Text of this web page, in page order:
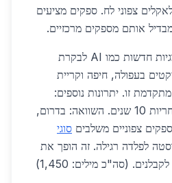
לאקלים צפוני לח. ספקים מציעים
אותם מספקים מרכזיים.
בשנת 2026, עם טכנולוגיות חדשות כמו AI לבקרת
בעפולה, חיפה וקריית
זו. יתרונות נוספים:
שירות לקוחות 24/7, אחריות 10 שנים. השוואה: בדרום,
צפוניים משלבים סוגי
לפלדה רגילה. זה הופך את
(סה"כ מילים: 1,450)